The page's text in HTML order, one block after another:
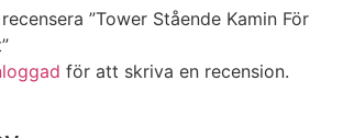
”Tower Stående Kamin För
för att skriva en recension.